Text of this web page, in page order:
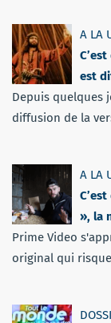
A LA
est
Depuis quelques
diffusion de la
A LA
», la
Prime Video
original qui